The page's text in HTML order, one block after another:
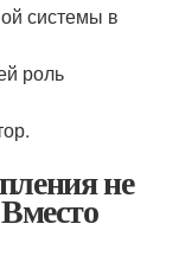
системы в
роль
не